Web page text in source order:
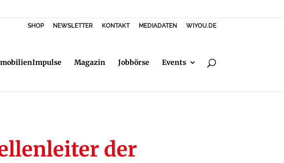
SHOP NEWSLETTER KONTAKT MEDIADATEN WIYOU.DE
Magazin Jobbörse Events
der